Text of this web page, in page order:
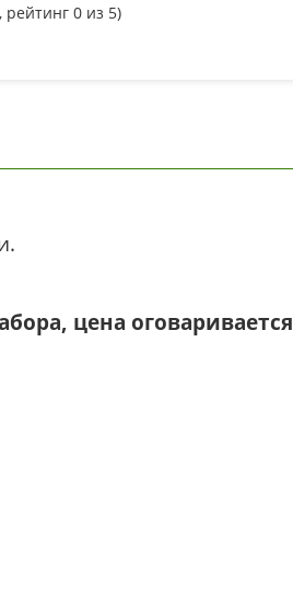
рейтинг 0 из 5)
цена оговаривается